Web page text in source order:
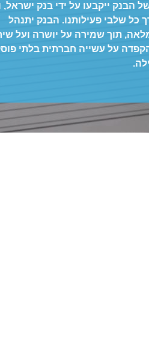
הבנק ייקבעו על ידי בנק ישראל,
כל שלבי פעילותנו. הבנק יתנהל
תוך שמירה על יושרה ועל
על עשייה חברתית בלתי